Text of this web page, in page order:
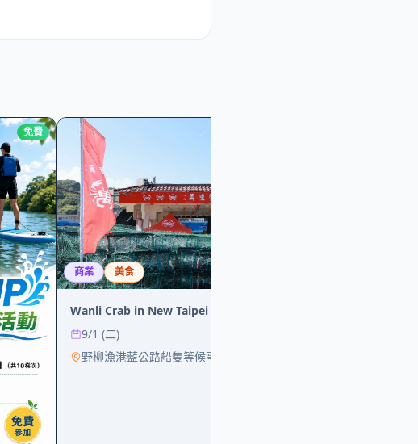
免費
商業 美食
Wanli Crab in New Taipei
9/1 (二)
野柳漁港藍公路船隻等候亭